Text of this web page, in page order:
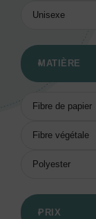
Unisexe
MATIÈRE
Fibre de papier
Fibre végétale
Polyester
PRIX